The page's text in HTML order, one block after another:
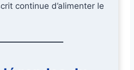
continue d’alimenter le